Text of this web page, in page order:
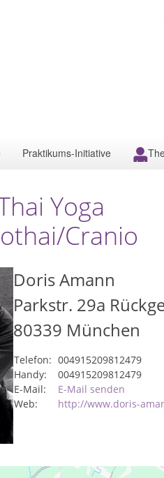
Praktikums-Initiative
Yoga
Cranio
Doris Amann
Parkstr. 29a
80339 München
Telefon: 004915209812479
Handy:
004915209812479
E-Mail:
E-Mail senden
Web:
http://www.doris-